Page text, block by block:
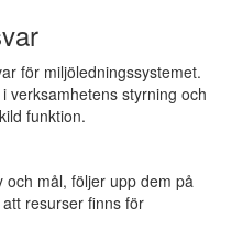
för miljöledningssystemet.
verksamhetens styrning och
funktion.
och mål, följer upp dem på
resurser finns för